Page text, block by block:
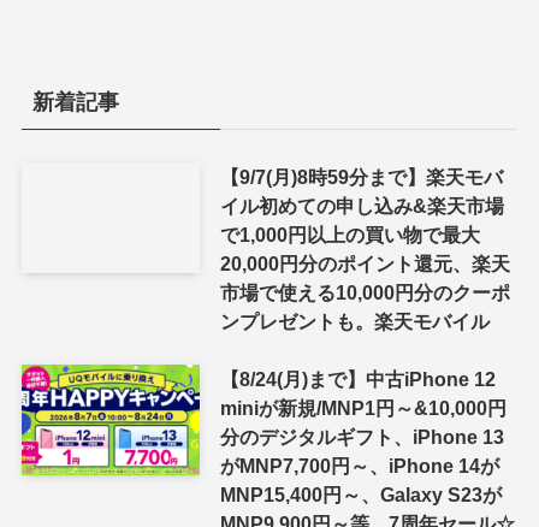
新着記事
【9/7(月)8時59分まで】楽天モバ
イル初めての申し込み&楽天市場
で1,000円以上の買い物で最大
20,000円分のポイント還元、楽天
市場で使える10,000円分のクーポ
ンプレゼントも。楽天モバイル
【8/24(月)まで】中古iPhone 12
miniが新規/MNP1円～&10,000円
分のデジタルギフト、iPhone 13
がMNP7,700円～、iPhone 14が
MNP15,400円～、Galaxy S23が